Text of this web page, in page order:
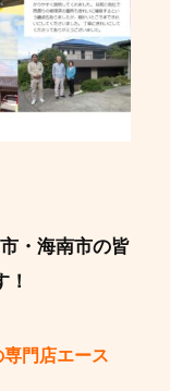
・海南市の皆
門店エース